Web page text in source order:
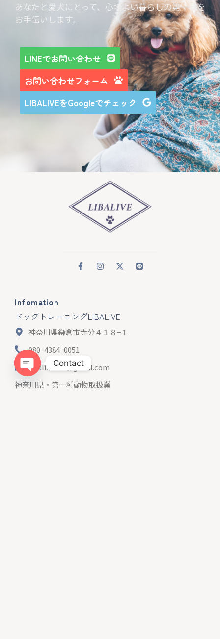
あなたと愛犬にとって、心地よい暮らしの第一歩を
お手伝いします。
LINEでお問い合わせ
お問い合わせフォーム
LIBALIVEをGoogleでチェック
Infomation
ドッグトレーニングLIBALIVE
神奈川県鎌倉市寺分４１８−１
080ｰ4384−0051
libalive510@gmail.com
神奈川県・第一種動物取扱業
Contact
Open chaty